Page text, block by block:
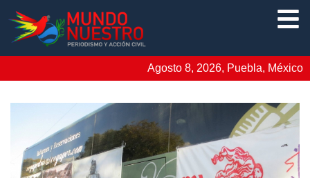
Agosto 8, 2026, Puebla, México